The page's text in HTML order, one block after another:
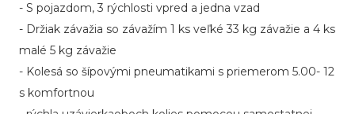
- S pojazdom, 3 rýchlosti vpred a jedna vzad
- Držiak závažia so závažím 1 ks veľké 33 kg závažie a 4 ks
malé 5 kg závažie
- Kolesá so šípovými pneumatikami s priemerom 5.00- 12
s komfortnou